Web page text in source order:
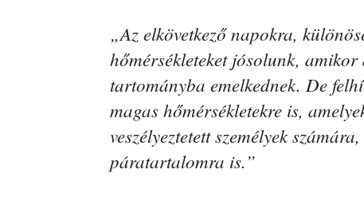
„Az elkövetkező napokra,
hőmérsékleteket jósolunk,
tartományba emelkednek. De
magas hőmérsékletekre is,
veszélyeztetett személyek
páratartalomra is.”